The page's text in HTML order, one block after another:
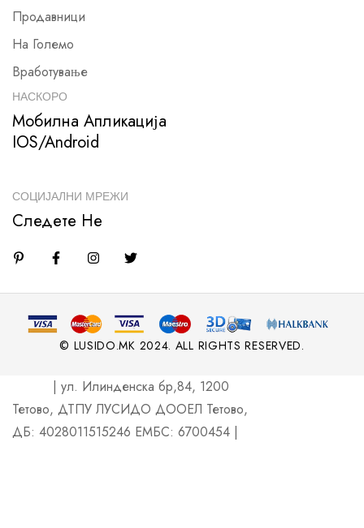
Продавници
На Големо
Вработување
НАСКОРО
Мобилна Апликација
IOS/Android
СОЦИЈАЛНИ МРЕЖИ
Следете Не
© LUSIDO.MK 2024. ALL RIGHTS RESERVED.
| ул. Илинденска бр,84, 1200
Тетово, ДТПУ ЛУСИДО ДООЕЛ Тетово,
ДБ: 4028011515246 ЕМБС: 6700454 |